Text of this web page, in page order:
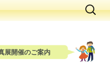
展開催のご案内